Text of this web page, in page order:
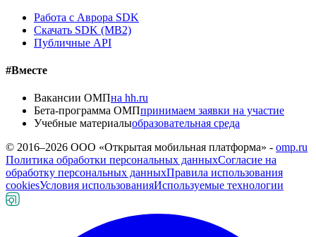
Работа с Аврора SDK
Скачать SDK (MB2)
Публичные API
#Вместе
Вакансии ОМПна hh.ru
Бета-программа ОМПпринимаем заявки на участие
Учебные материалыобразовательная среда
© 2016–2026 ООО «Открытая мобильная платформа» - omp.ru
Политика обработки персональных данныхСогласие на
обработку персональных данныхПравила использования
cookiesУсловия использованияИспользуемые технологии